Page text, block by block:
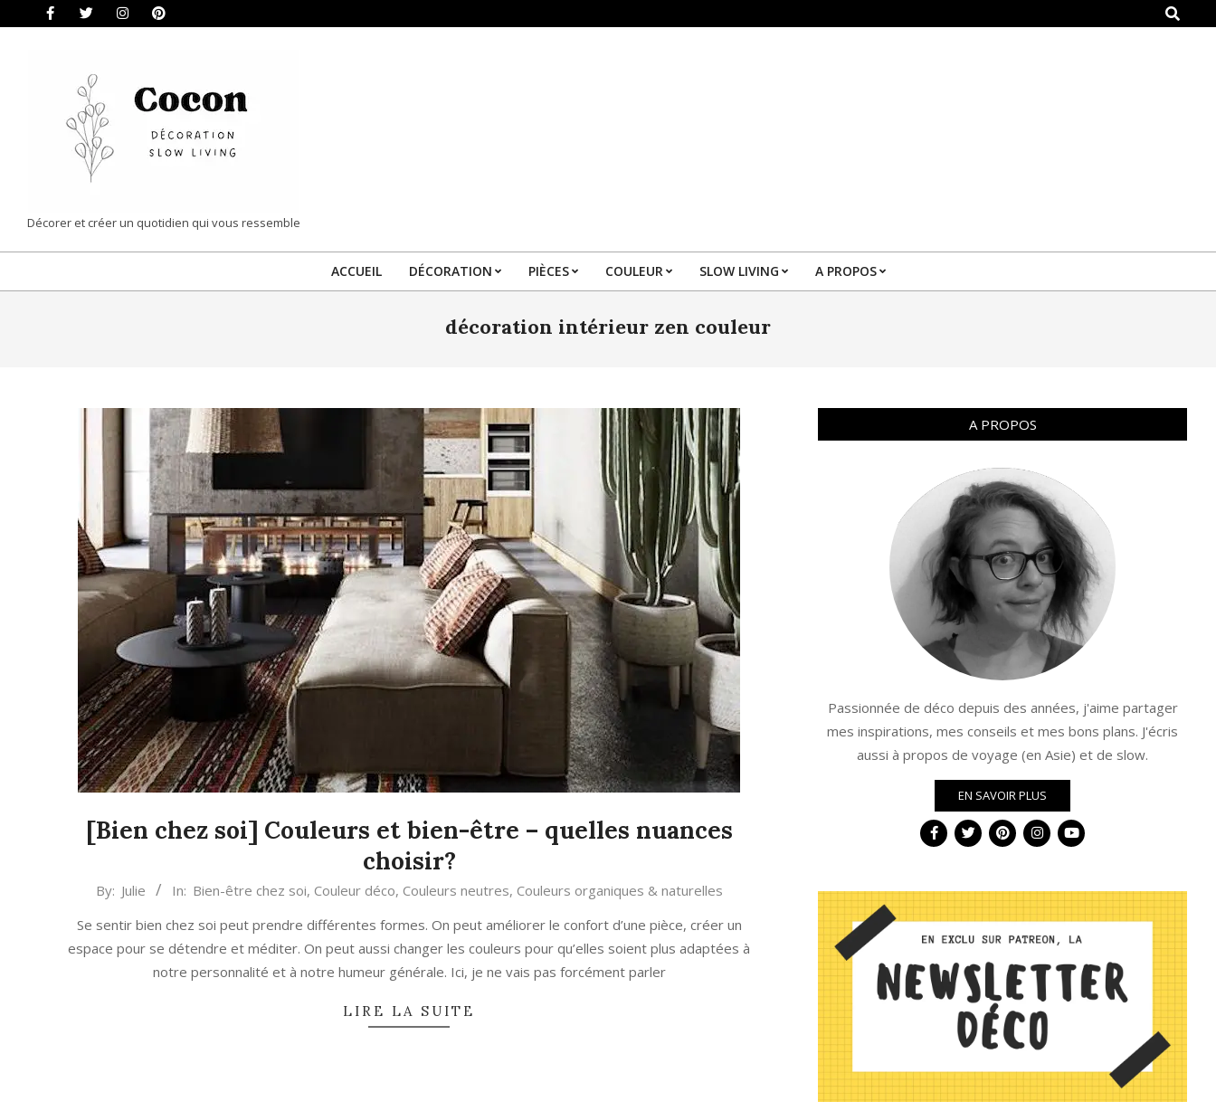
Search
COCON
|
DÉCORATION
Décorer et créer un quotidien qui vous ressemble
Primary
Menu
ACCUEIL DÉCORATION PIÈCES COULEUR SLOW LIVING A PROPOS
décoration intérieur zen couleur
[Bien chez soi] Couleurs et bien-être – quelles nuances
choisir?
By: Julie In: Bien-être chez soi, Couleur déco, Couleurs neutres, Couleurs organiques & naturelles
Se sentir bien chez soi peut prendre différentes formes. On peut améliorer le confort d’une pièce, créer un
espace pour se détendre et méditer. On peut aussi changer les couleurs pour qu’elles soient plus adaptées à
notre personnalité et à notre humeur générale. Ici, je ne vais pas forcément parler
LIRE LA SUITE
A PROPOS
Passionnée de déco depuis des années, j'aime partager
mes inspirations, mes conseils et mes bons plans. J'écris
aussi à propos de voyage (en Asie) et de slow.
EN SAVOIR PLUS